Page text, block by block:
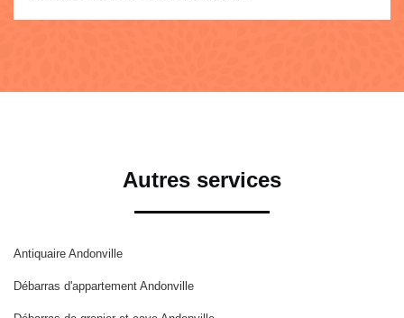
Autres services
Antiquaire Andonville
Débarras d'appartement Andonville